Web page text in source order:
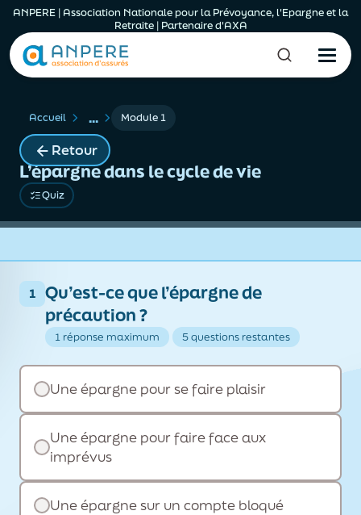
ANPERE | Association Nationale pour la Prévoyance, l'Epargne et la
Retraite | Partenaire d'AXA
Accueil ... Module 1
Retour
L’épargne dans le cycle de vie
Quiz
1
Qu’est-ce que l’épargne de
précaution ?
1 réponse maximum 5 questions restantes
Une épargne pour se faire plaisir
Une épargne pour faire face aux
imprévus
Une épargne sur un compte bloqué